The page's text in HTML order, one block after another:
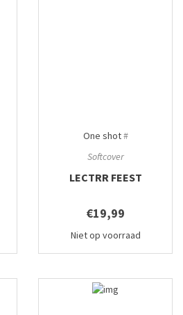
One shot#
Softcover
LECTRR FEEST
€19,99
Niet op voorraad